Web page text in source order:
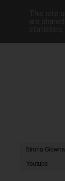
Strona Główna
Youtube